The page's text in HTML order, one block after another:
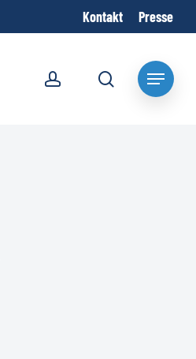
Kontakt Presse
Menu
search